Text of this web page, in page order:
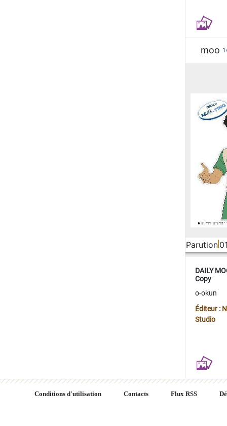
moo
Parution
DAILY
Copy
o-okun
Éditeur :
Studio
Conditions d'utilisation Contacts Flux RSS